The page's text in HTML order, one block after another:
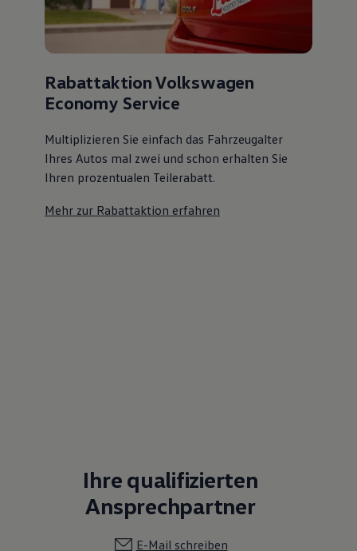
Rabattaktion Volkswagen
Economy Service
Multiplizieren Sie einfach das Fahrzeugalter
Ihres Autos mal zwei und schon erhalten Sie
Ihren prozentualen Teilerabatt.
Mehr zur Rabattaktion erfahren
Ihre qualifizierten
Ansprechpartner
E-Mail schreiben